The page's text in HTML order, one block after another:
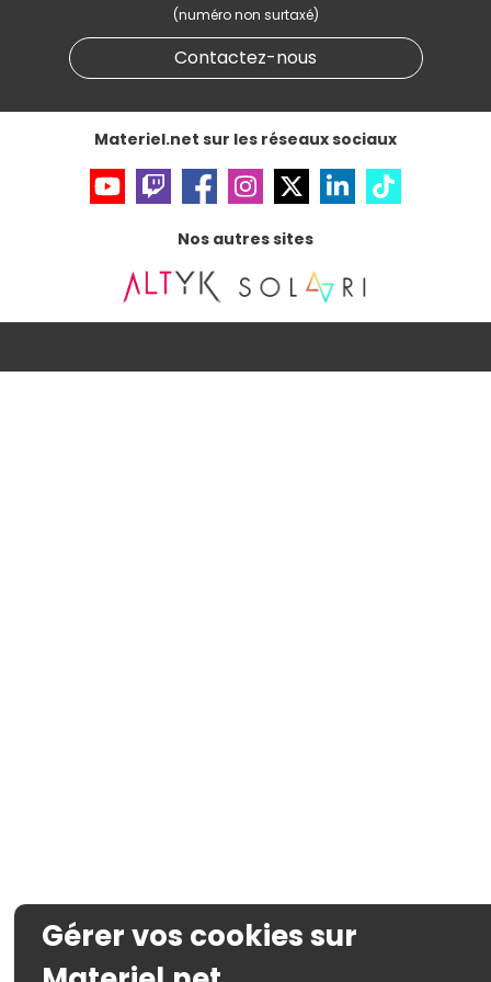
Données personnellesetcookies
Gérer vos cookies
Accessibilité : non conforme
(numéro non surtaxé)
Contactez-nous
Materiel.net sur les réseaux sociaux
Nos autres sites
Gérer vos cookies sur